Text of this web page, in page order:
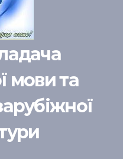
мови та